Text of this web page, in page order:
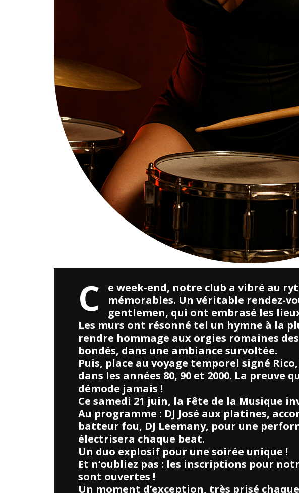
C
e week-end, notre club a vibré au
mémorables. Un véritable rendez-
gentlemen, qui ont embrasé les
Les murs ont résonné tel un hymne à la
rendre hommage aux orgies romaines
bondés, dans une ambiance survoltée.
Puis, place au voyage temporel signé
dans les années 80, 90 et 2000. La preuve
démode jamais !
Ce samedi 21 juin, la Fête de la Musique
Au programme : DJ José aux platines,
batteur fou, DJ Leemany, pour une
électrisera chaque beat.
Un duo explosif pour une soirée unique !
Et n’oubliez pas : les inscriptions pour
sont ouvertes !
Un moment d’exception, très prisé